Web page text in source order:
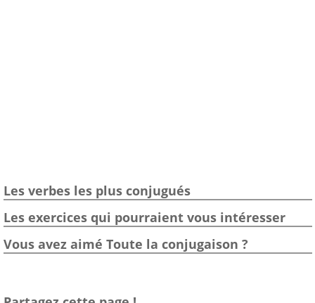
Les verbes les plus conjugués
Les exercices qui pourraient vous intéresser
Vous avez aimé Toute la conjugaison ?